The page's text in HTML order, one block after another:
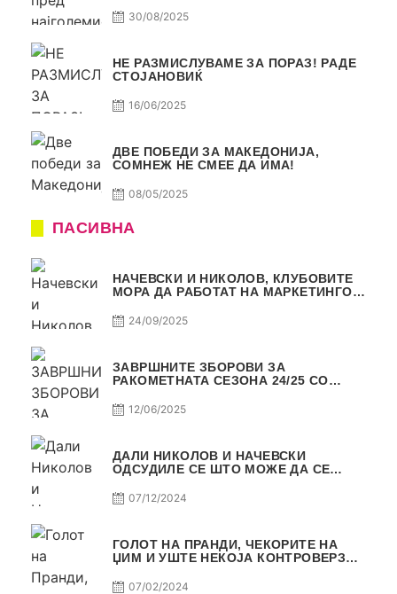
30/08/2025
НЕ РАЗМИСЛУВАМЕ ЗА ПОРАЗ! РАДЕ
СТОЈАНОВИЌ
16/06/2025
ДВЕ ПОБЕДИ ЗА МАКЕДОНИЈА,
СОМНЕЖ НЕ СМЕЕ ДА ИМА!
08/05/2025
ПАСИВНА
НАЧЕВСКИ И НИКОЛОВ, КЛУБОВИТЕ
МОРА ДА РАБОТАТ НА МАРКЕТИНГОТ,
24/09/2025
ЗАВРШНИТЕ ЗБОРОВИ ЗА
РАКОМЕТНАТА СЕЗОНА 24/25 СО
12/06/2025
ДАЛИ НИКОЛОВ И НАЧЕВСКИ
ОДСУДИЛЕ СЕ ШТО МОЖЕ ДА СЕ
07/12/2024
ГОЛОТ НА ПРАНДИ, ЧЕКОРИТЕ НА
ЏИМ И УШТЕ НЕКОЈА КОНТРОВЕРЗА !
07/02/2024